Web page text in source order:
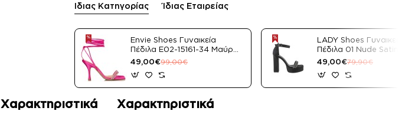
Ίδιας Κατηγορίας Ίδιας Εταιρείας
Envie Shoes Γυναικεία
Πέδιλα E02-15161-34 Μαύρο
Satin
49,00€99,00€
LADY Shoes Γυναικεία
Πέδιλα 01 Nude Satin
49,00€79,90€
Χαρακτηριστικά Χαρακτηριστικά